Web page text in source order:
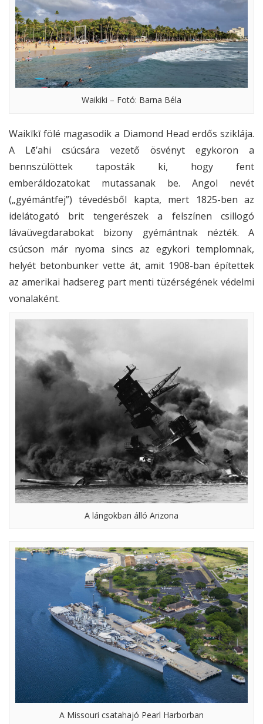
Waikiki – Fotó: Barna Béla
Waikīkī fölé magasodik a Diamond Head erdős sziklája.
A Lē’ahi csúcsára vezető ösvényt egykoron a
bennszülöttek taposták ki, hogy fent
emberáldozatokat mutassanak be. Angol nevét
(„gyémántfej”) tévedésből kapta, mert 1825-ben az
idelátogató brit tengerészek a felszínen csillogó
lávaüvegdarabokat bizony gyémántnak nézték. A
csúcson már nyoma sincs az egykori templomnak,
helyét betonbunker vette át, amit 1908-ban építettek
az amerikai hadsereg part menti tüzérségének védelmi
vonalaként.
A lángokban álló Arizona
A Missouri csatahajó Pearl Harborban